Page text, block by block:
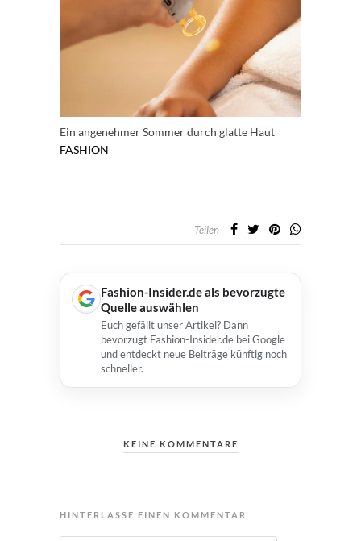
Ein angenehmer Sommer durch glatte Haut
FASHION
Teilen
Fashion-Insider.de als bevorzugte
Quelle auswählen
Euch gefällt unser Artikel? Dann
bevorzugt Fashion-Insider.de bei Google
und entdeckt neue Beiträge künftig noch
schneller.
KEINE KOMMENTARE
HINTERLASSE EINEN KOMMENTAR